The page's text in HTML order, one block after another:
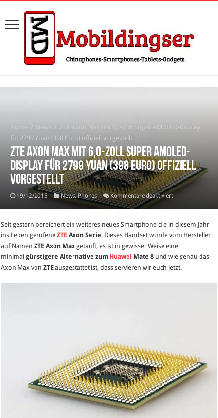
Home / /
ZTE Axon Max mit 6,0-Zoll Super AMOLED-Display
für 2799 Yuan (398 Euro) offiziell vorgestellt
ZTE Axon Max mit 6,0-Zoll Super AMOLED-
Display für 2799 Yuan (398 Euro) offiziell
vorgestellt
19/12/2015 News,Phones Kommentare deaktiviertfür
Max
mit
6,0-
Zoll
Super
AMOLED-
offiziell
vorgestellt
Seit gestern bereichert ein weiteres neues Smartphone die in diesem Jahr
ins Leben gerufeneZTE Axon Serie. Dieses Handset wurde vom Hersteller
auf NamenZTE Axon Max getauft, es ist in gewisser Weise eine
minimal günstigere Alternative zum Huawei Mate 8 und wie genau das
Axon Max vonZTE ausgestattet ist, dass servieren wir euch jetzt.